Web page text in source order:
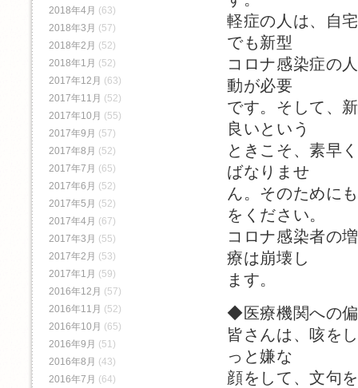
軽症の人は、自
でも新型
コロナ感染症の
動が必要
です。そして、
良いという
ときこそ、素早
ばなりませ
ん。そのために
をください。
コロナ感染者の
療は崩壊し
ます。
◆医療機関への
皆さんは、咳を
っと嫌な
顔をして、文句
2018年4月 (63)
2018年3月 (57)
2018年2月 (52)
2018年1月 (52)
2017年12月 (63)
2017年11月 (52)
2017年10月 (55)
2017年9月 (57)
2017年8月 (52)
2017年7月 (65)
2017年6月 (52)
2017年5月 (52)
2017年4月 (67)
2017年3月 (55)
2017年2月 (53)
2017年1月 (59)
2016年12月 (57)
2016年11月 (52)
2016年10月 (65)
2016年9月 (51)
2016年8月 (43)
2016年7月 (64)